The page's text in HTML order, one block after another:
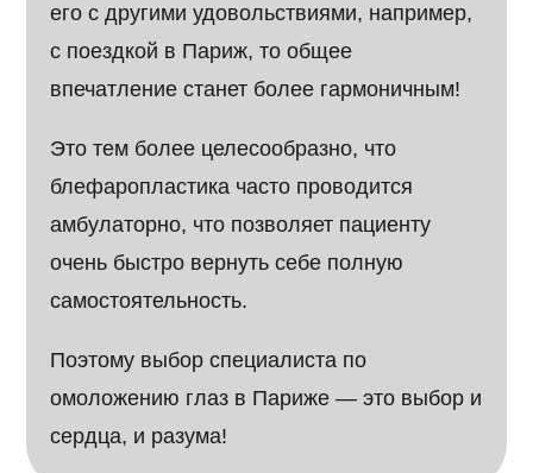
его с другими удовольствиями, например,
с поездкой в Париж, то общее
впечатление станет более гармоничным!
Это тем более целесообразно, что
блефаропластика часто проводится
амбулаторно, что позволяет пациенту
очень быстро вернуть себе полную
самостоятельность.
Поэтому выбор специалиста по
омоложению глаз в Париже — это выбор и
сердца, и разума!